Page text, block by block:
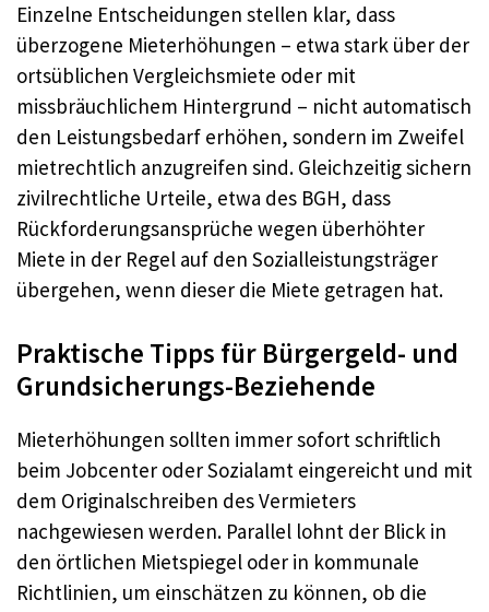
Einzelne Entscheidungen stellen klar, dass
überzogene Mieterhöhungen – etwa stark über der
ortsüblichen Vergleichsmiete oder mit
missbräuchlichem Hintergrund – nicht automatisch
den Leistungsbedarf erhöhen, sondern im Zweifel
mietrechtlich anzugreifen sind. Gleichzeitig sichern
zivilrechtliche Urteile, etwa des BGH, dass
Rückforderungsansprüche wegen überhöhter
Miete in der Regel auf den Sozialleistungsträger
übergehen, wenn dieser die Miete getragen hat.
Praktische Tipps für Bürgergeld- und
Grundsicherungs-Beziehende
Mieterhöhungen sollten immer sofort schriftlich
beim Jobcenter oder Sozialamt eingereicht und mit
dem Originalschreiben des Vermieters
nachgewiesen werden. Parallel lohnt der Blick in
den örtlichen Mietspiegel oder in kommunale
Richtlinien, um einschätzen zu können, ob die